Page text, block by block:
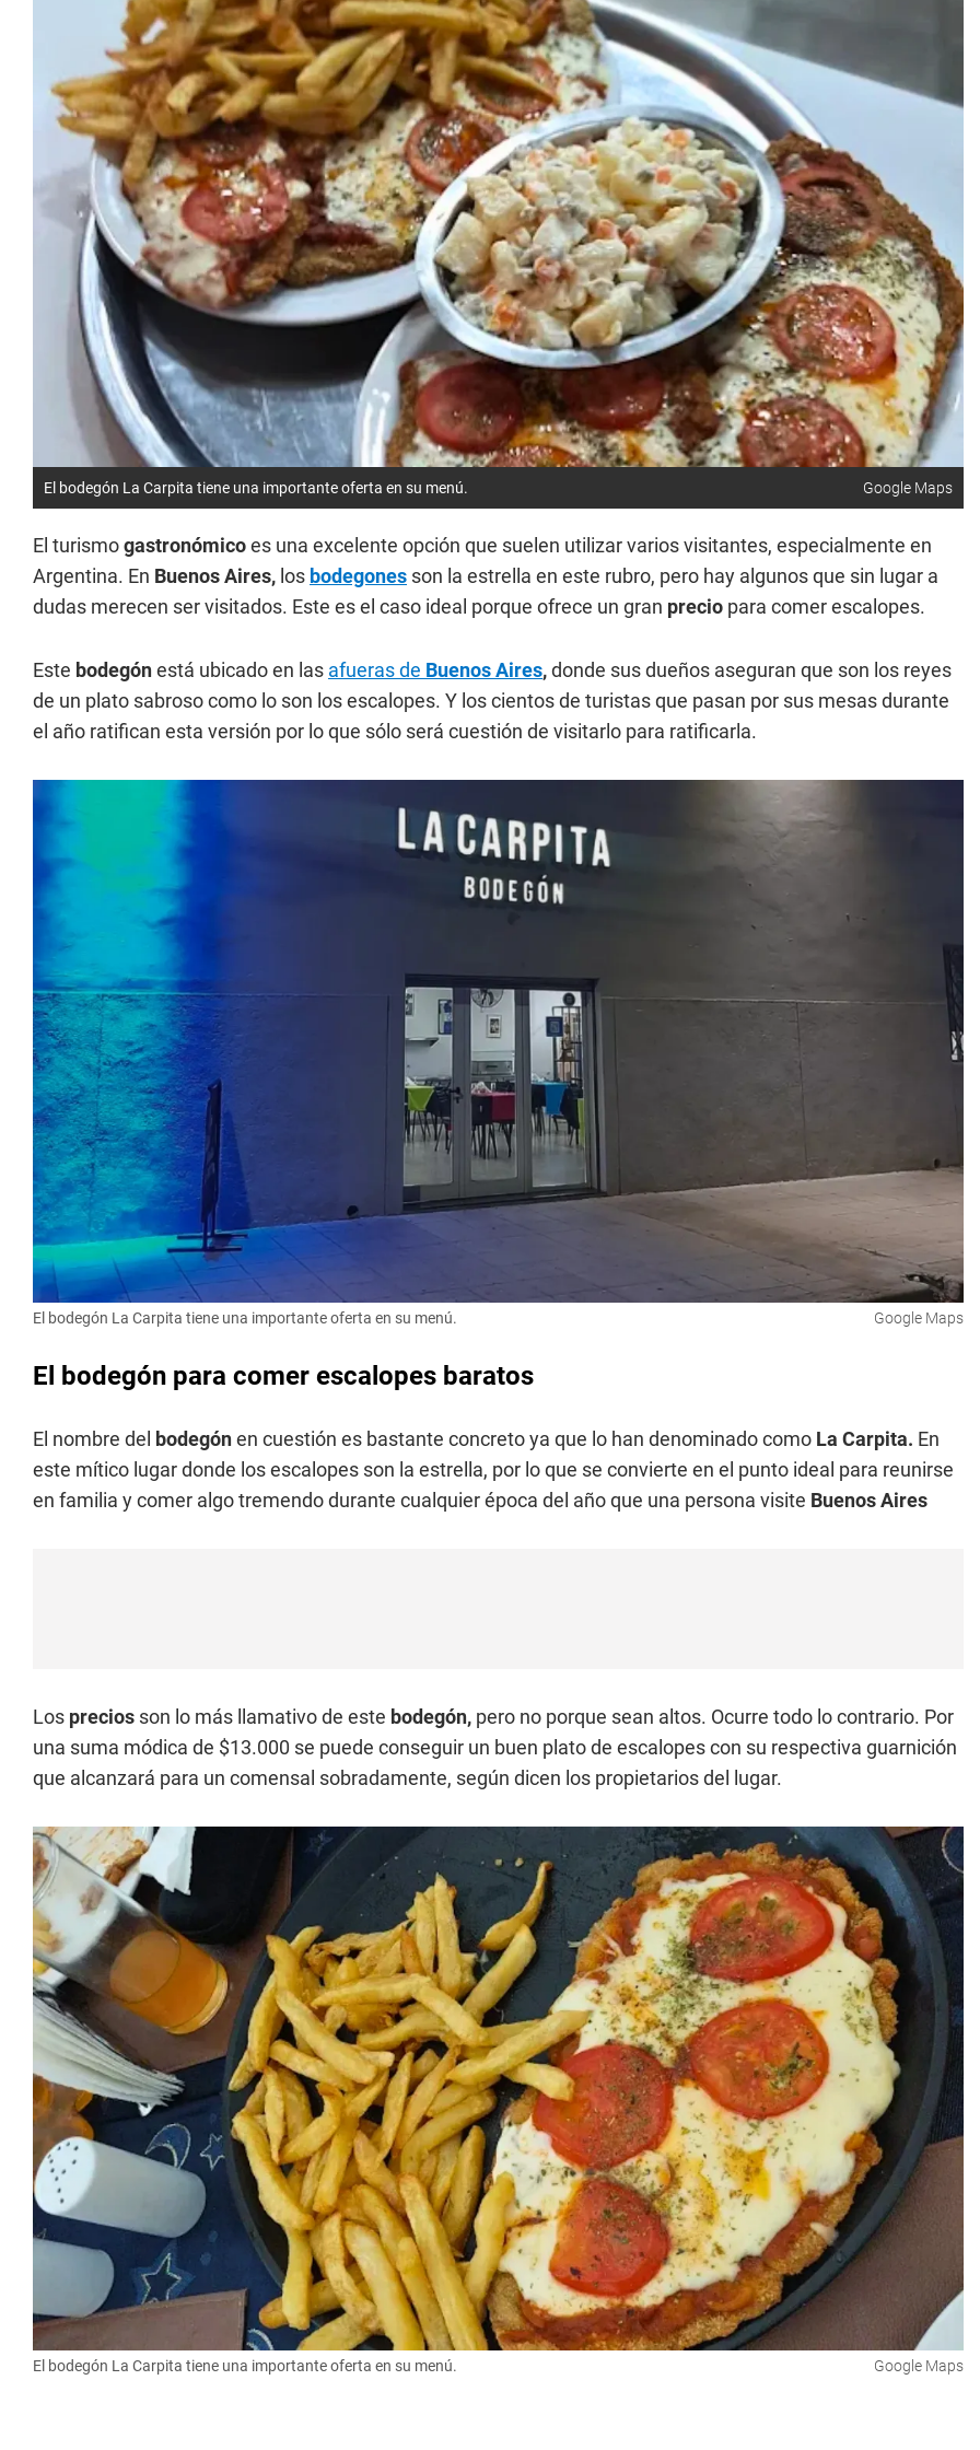
El bodegón La Carpita tiene una importante oferta en su menú. Google Maps
El turismogastronómicoes una excelente opción que suelen utilizar varios visitantes, especialmente en
Argentina. En Buenos Aires, los bodegones son la estrella en este rubro, pero hay algunos que sin lugar a
dudas merecen ser visitados. Este es el caso ideal porque ofrece un gran precio para comer escalopes.
Este bodegónestá ubicado en las afueras de Buenos Aires,donde sus dueños aseguran que son los reyes
de un plato sabroso como lo son los escalopes. Y los cientos de turistas que pasan por sus mesas durante
el año ratifican esta versión por lo que sólo será cuestión de visitarlo para ratificarla.
El bodegón La Carpita tiene una importante oferta en su menú. Google Maps
El bodegón para comer escalopes baratos
El nombre del bodegónen cuestión es bastante concreto ya que lo han denominado como La Carpita. En
este mítico lugar donde los escalopes son la estrella, por lo que se convierte en el punto ideal para reunirse
en familia y comer algo tremendo durante cualquier época del año que una persona visite Buenos Aires
Los precios son lo más llamativo de este bodegón, pero no porque sean altos. Ocurre todo lo contrario. Por
una suma módica de $13.000 se puede conseguir un buen plato de escalopes con su respectiva guarnición
que alcanzará para un comensal sobradamente, según dicen los propietarios del lugar.
El bodegón La Carpita tiene una importante oferta en su menú. Google Maps